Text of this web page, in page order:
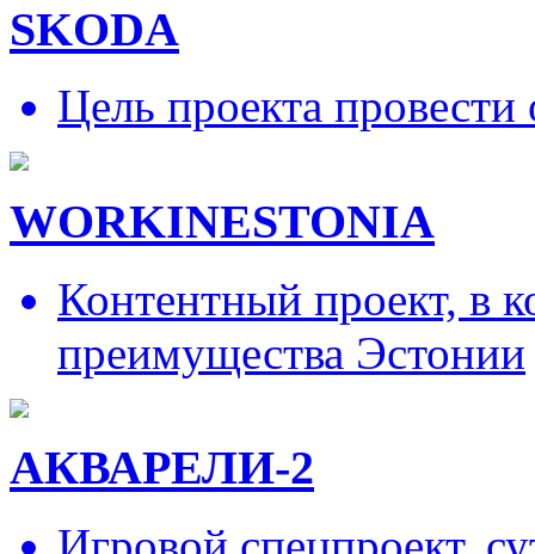
SKODA
Цель проекта провести
WORKINESTONIA
Контентный проект, в
преимущества Эстонии
АКВАРЕЛИ-2